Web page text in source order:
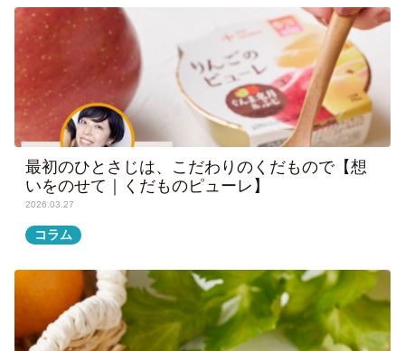
最初のひとさじは、こだわりのくだもので【想
いをのせて｜くだものピューレ】
2026.03.27
コラム